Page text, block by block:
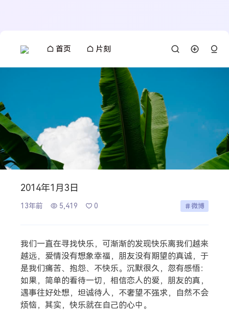
首页 片刻
热门分类
生活 音乐 微博 故事 杂志
摄影
2014年1月3日
13年前 5,419 0 微博
我们一直在寻找快乐，可渐渐的发现快乐离我们越来
越远，爱情没有想象幸福，朋友没有期望的真诚，于
是我们痛苦、抱怨、不快乐。沉默很久，忽有感悟：
如果，简单的看待一切，相信恋人的爱，朋友的真，
遇事往好处想，坦诚待人，不奢望不强求，自然不会
烦恼，其实，快乐就在自己的心中。